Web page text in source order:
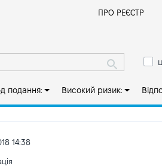
ПРО РЕЄСТР
подання: Високий ризик:
14:38